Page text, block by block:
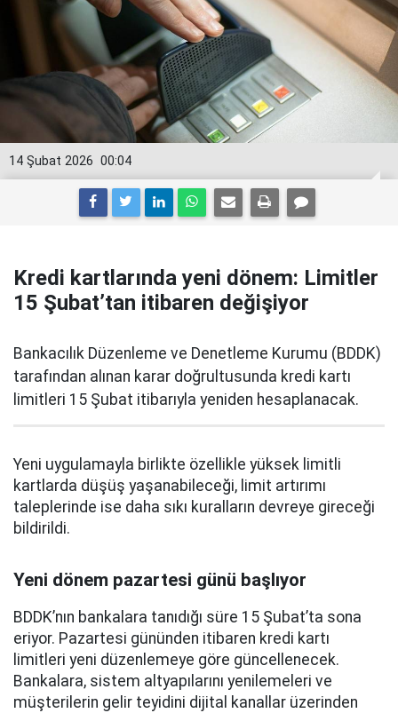
00:04
14 Şubat 2026
Kredi kartlarında yeni dönem: Limitler
15 Şubat’tan itibaren değişiyor
Bankacılık Düzenleme ve Denetleme Kurumu (BDDK)
tarafından alınan karar doğrultusunda kredi kartı
limitleri 15 Şubat itibarıyla yeniden hesaplanacak.
Yeni uygulamayla birlikte özellikle yüksek limitli
kartlarda düşüş yaşanabileceği, limit artırımı
taleplerinde ise daha sıkı kuralların devreye gireceği
bildirildi.
Yeni dönem pazartesi günü başlıyor
BDDK’nın bankalara tanıdığı süre 15 Şubat’ta sona
eriyor. Pazartesi gününden itibaren kredi kartı
limitleri yeni düzenlemeye göre güncellenecek.
Bankalara, sistem altyapılarını yenilemeleri ve
müşterilerin gelir teyidini dijital kanallar üzerinden